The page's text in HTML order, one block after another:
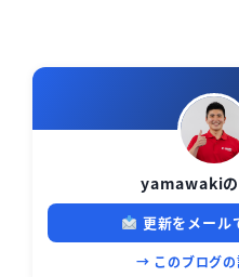
yamawaki
更新をメール
→ このブログの